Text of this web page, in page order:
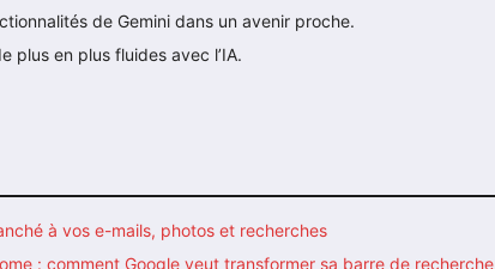
de Gemini dans un avenir proche.
plus en plus fluides avec l’IA.
à vos e-mails, photos et recherches
: comment Google veut transformer sa barre de recherche